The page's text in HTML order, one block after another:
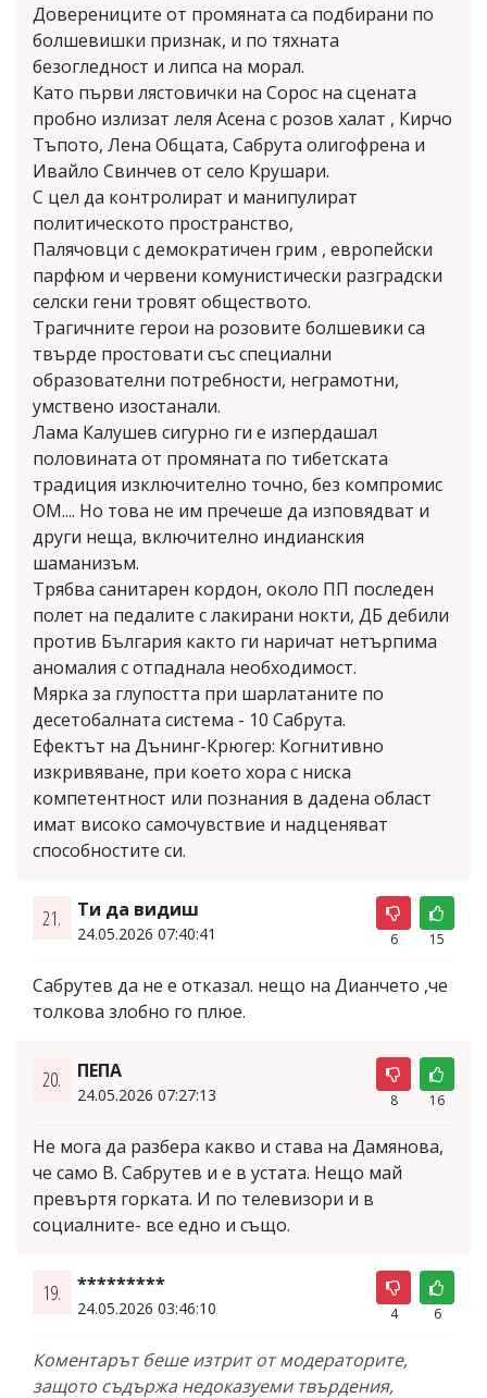
Доверениците от промяната са подбирани по
болшевишки признак, и по тяхната
безогледност и липса на морал.
Като първи лястовички на Сорос на сцената
пробно излизат леля Асена с розов халат , Кирчо
Тъпото, Лена Общата, Сабрута олигофрена и
Ивайло Свинчев от село Крушари.
С цел да контролират и манипулират
политическото пространство,
Палячовци с демократичен грим , европейски
парфюм и червени комунистически разградски
селски гени тровят обществото.
Трагичните герои на розовите болшевики са
твърде простовати със специални
образователни потребности, неграмотни,
умствено изостанали.
Лама Калушев сигурно ги е изпердашал
половината от промяната по тибетската
традиция изключително точно, без компромис
ОМ.... Но това не им пречеше да изповядват и
други неща, включително индианския
шаманизъм.
Трябва санитарен кордон, около ПП последен
полет на педалите с лакирани нокти, ДБ дебили
против България както ги наричат нетърпима
аномалия с отпаднала необходимост.
Мярка за глупостта при шарлатаните по
десетобалната система - 10 Сабрута.
Ефектът на Дънинг-Крюгер: Когнитивно
изкривяване, при което хора с ниска
компетентност или познания в дадена област
имат високо самочувствие и надценяват
способностите си.
21. Ти да видиш
24.05.2026 07:40:41 6 15
Сабрутев да не е отказал. нещо на Дианчето ,че
толкова злобно го плюе.
20. ПЕПА
24.05.2026 07:27:13 8 16
Не мога да разбера какво и става на Дамянова,
че само В. Сабрутев и е в устата. Нещо май
превъртя горката. И по телевизори и в
социалните- все едно и също.
19. *********
24.05.2026 03:46:10 4 6
Коментарът беше изтрит от модераторите,
защото съдържа недоказуеми твърдения,